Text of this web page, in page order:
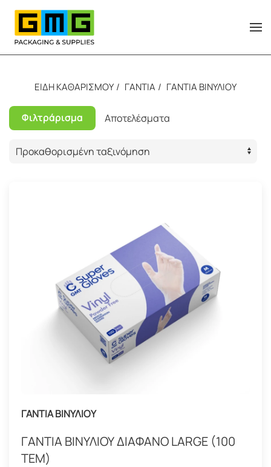
Skip to main content
ΕΙΔΗ ΚΑΘΑΡΙΣΜΟΥ ΓΑΝΤΙΑ ΓΑΝΤΙΑ ΒΙΝΥΛΙΟΥ
Φιλτράρισμα Αποτελέσματα
ΓΑΝΤΙΑ ΒΙΝΥΛΙΟΥ
ΓΑΝΤΙΑ ΒΙΝΥΛΙΟΥ ΔΙΑΦΑΝΟ LARGE (100
ΤΕΜ)